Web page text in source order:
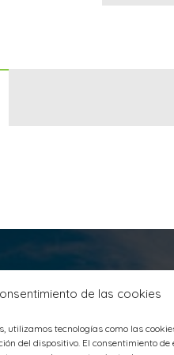
de las cookies
utilizamos tecnologías como las
del dispositivo. El consentimiento de